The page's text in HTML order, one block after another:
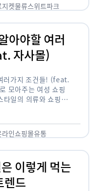
지켓물류스위트파크
아야할 여러
자사몰)
러가지 조건들! (feat.
모아주는 여성 쇼핑
타일의 의류와 쇼핑몰
라인쇼핑몰유통
이렇게 먹는
렌드